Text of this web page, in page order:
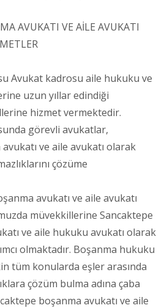
AVUKATI VE AİLE AVUKATI
Avukat kadrosu aile hukuku ve
uzun yıllar edindiği
hizmet vermektedir.
görevli avukatlar,
ve aile avukatı olarak
çözüme
avukatı ve aile avukatı
müvekkillerine Sancaktepe
ve aile hukuku avukatı olarak
olmaktadır. Boşanma hukuku
tüm konularda eşler arasında
çözüm bulma adına çaba
boşanma avukatı ve aile